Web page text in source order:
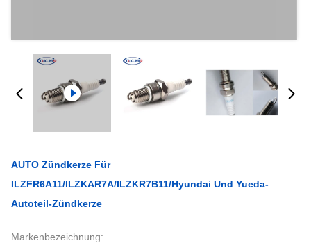
AUTO Zündkerze Für
ILZFR6A11/ILZKAR7A/ILZKR7B11/Hyundai Und Yueda-
Autoteil-Zündkerze
Markenbezeichnung: